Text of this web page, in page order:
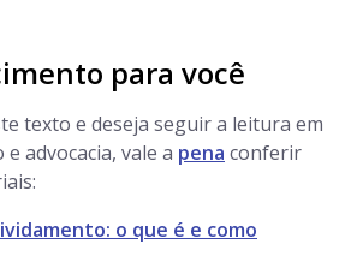
para você
texto e deseja seguir a leitura em
advocacia, vale a pena conferir
o que é e como